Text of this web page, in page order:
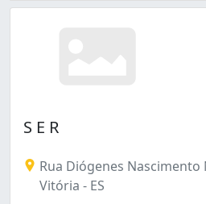
S E R
Rua Diógenes Nascimento
Vitória - ES